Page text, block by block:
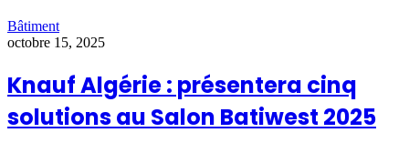
Bâtiment
octobre 15, 2025
Knauf Algérie : présentera cinq
solutions au Salon Batiwest 2025